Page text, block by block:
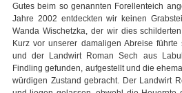
Gutes beim so genannten Forellenteich
Jahre 2002 entdeckten wir keinen
Wanda Wischetzka, der wir dies
Kurz vor unserer damaligen Abreise
und der Landwirt Roman Sech aus
Findling gefunden, aufgestellt und die
würdigen Zustand gebracht. Der Landwirt